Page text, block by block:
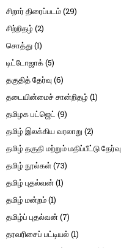
சிறார் திரைப்படம்(29)
சிற்றிதழ் (2)
சொத்து(1)
டிட்டோஜாக்(5)
தகுதித் தேர்வு (6)
தடையின்மைச் சான்றிதழ் (1)
தமிழக பட்ஜெட் (9)
தமிழ் இலக்கிய வரலாறு (2)
தமிழ் தகுதி மற்றும் மதிப்பீட்டு தேர்வு
தமிழ் நூல்கள்(73)
தமிழ் புதல்வன் (1)
தமிழ் மன்றம்(1)
தமிழ்ப் புதல்வன் (7)
தரவரிசைப் பட்டியல் (1)